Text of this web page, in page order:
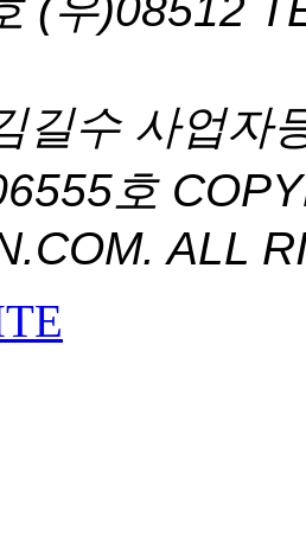
(우)08512
길수 사업자
호
ALL